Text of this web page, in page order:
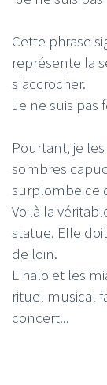
Cette phrase
représente la
s'accrocher.
Je ne suis pas
Pourtant, je
sombres
surplombe ce
Voilà la
statue. Elle
de loin.
L'halo et les
rituel musical
concert...